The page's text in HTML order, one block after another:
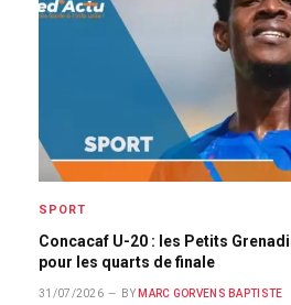
SPORT
Concacaf U-20 : les Petits
pour les quarts de finale
31/07/2026 BY MARC GORVENS BAPTISTE